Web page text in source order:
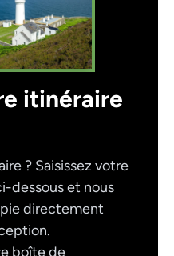
itinéraire
? Saisissez votre
dessous et nous
directement
boîte de